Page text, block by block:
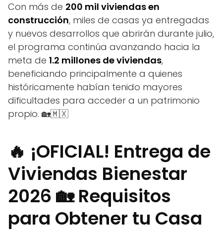
Con más de 200 mil viviendas en
construcción, miles de casas ya entregadas
y nuevos desarrollos que abrirán durante julio,
el programa continúa avanzando hacia la
meta de 1.2 millones de viviendas,
beneficiando principalmente a quienes
históricamente habían tenido mayores
dificultades para acceder a un patrimonio
propio. 🏡🇲🇽
🔥 ¡OFICIAL! Entrega de
Viviendas Bienestar
2026 🏡 Requisitos
para Obtener tu Casa